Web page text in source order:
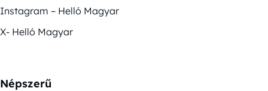
Instagram – Helló Magyar
X- Helló Magyar
Népszerű